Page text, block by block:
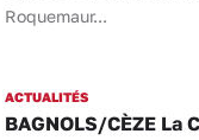
Roquemaur...
ACTUALITÉS
BAGNOLS/CÈZE